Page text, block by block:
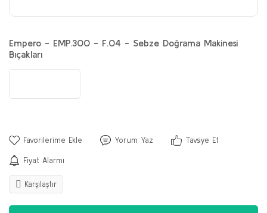
Empero - EMP.300 - F.04 - Sebze Doğrama Makinesi
Bıçakları
Yorum Yaz Tavsiye Et
Fiyat Alarmı
Karşılaştır